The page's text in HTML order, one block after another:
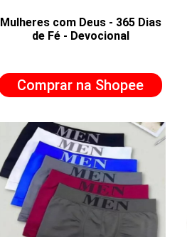
Mulheres com Deus - 365 Dias
de Fé - Devocional
Comprar na Shopee